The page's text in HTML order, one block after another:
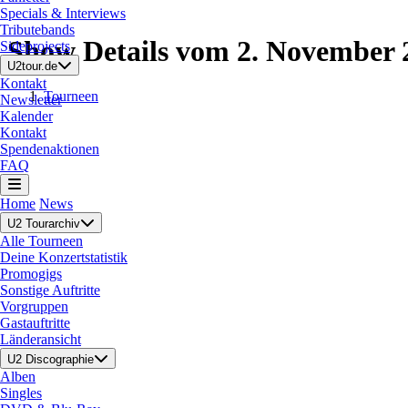
Specials & Interviews
Tributebands
Sideprojects
U2tour.de
Kontakt
Newsletter
Kalender
Kontakt
Spendenaktionen
FAQ
Home News
U2 Tourarchiv
Alle Tourneen
Deine Konzertstatistik
Promogigs
Sonstige Auftritte
Vorgruppen
Gastauftritte
Länderansicht
U2 Discographie
Alben
Singles
Show Details vom 2. November
Tourneen